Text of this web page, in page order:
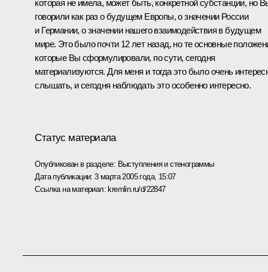
которая не имела, может быть, конкретной субстанции, но
говорили как раз о будущем Европы, о значении России
и Германии, о значении нашего взаимодействия в будущем
мире. Это было почти 12 лет назад, но те основные
которые Вы сформулировали, по сути, сегодня
материализуются. Для меня и тогда это было очень
слышать, и сегодня наблюдать это особенно интересно.
Статус материала
Опубликован в разделе: Выступления и стенограммы
Дата публикации:3 марта 2005 года, 15:07
Ссылка на материал:kremlin.ru/d/22847